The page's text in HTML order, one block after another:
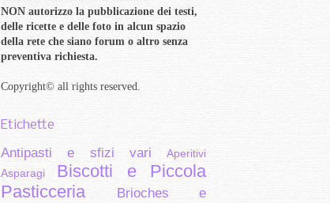
NON autorizzo la pubblicazione dei testi,
delle ricette e delle foto in alcun spazio
della rete che siano forum o altro senza
preventiva richiesta.
Copyright© all rights reserved
Etichette
Antipasti e sfizi vari
Aperitivi
Asparagi
Biscotti e Piccola
Pasticceria
Brioches e